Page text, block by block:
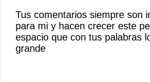
u
n
c
o
Tus comentarios siempre son
para mi y hacen crecer este
espacio que con tus palabras
grande